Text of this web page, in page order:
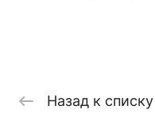
Назад к списку